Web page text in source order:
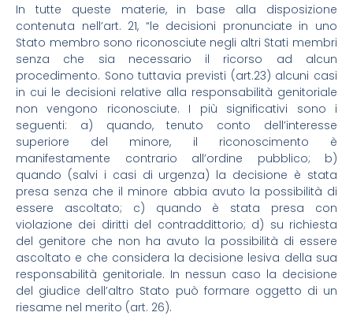
In tutte queste materie, in base alla disposizione
contenuta nell’art. 21, “le decisioni pronunciate in uno
Stato membro sono riconosciute negli altri Stati membri
senza che sia necessario il ricorso ad alcun
procedimento. Sono tuttavia previsti (art.23) alcuni casi
in cui le decisioni relative alla responsabilità genitoriale
non vengono riconosciute. I più significativi sono i
seguenti: a) quando, tenuto conto dell’interesse
superiore del minore, il riconoscimento è
manifestamente contrario all’ordine pubblico; b)
quando (salvi i casi di urgenza) la decisione è stata
presa senza che il minore abbia avuto la possibilità di
essere ascoltato; c) quando è stata presa con
violazione dei diritti del contraddittorio; d) su richiesta
del genitore che non ha avuto la possibilità di essere
ascoltato e che considera la decisione lesiva della sua
responsabilità genitoriale. In nessun caso la decisione
del giudice dell’altro Stato può formare oggetto di un
riesame nel merito (art. 26).